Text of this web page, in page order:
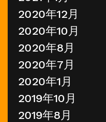
2020年12月
2020年10月
2020年8月
2020年7月
2020年1月
2019年10月
2019年8月